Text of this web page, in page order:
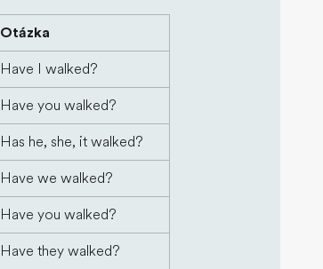
Otázka
Have I walked?
Have you walked?
Has he, she, it walked?
Have we walked?
Have you walked?
Have they walked?